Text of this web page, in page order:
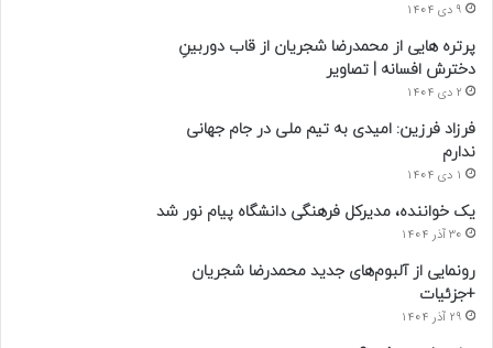
9 دی 1404
پرتره هایی از محمدرضا شجریان از قاب دوربینِ
دخترش افسانه | تصاویر
2 دی 1404
فرزاد فرزین: امیدی به تیم ملی در جام جهانی
ندارم
1 دی 1404
یک خواننده، مدیرکل فرهنگی دانشگاه پیام نور شد
30 آذر 1404
رونمایی از آلبوم‌های جدید محمدرضا شجریان
+جزئیات
29 آذر 1404